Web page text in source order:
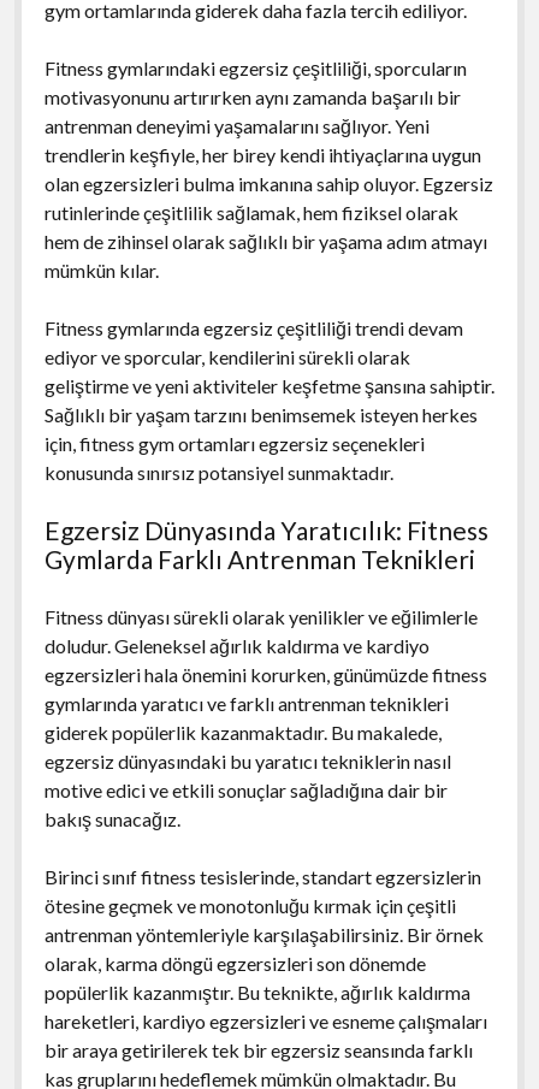
gym ortamlarında giderek daha fazla tercih ediliyor.
Fitness gymlarındaki egzersiz çeşitliliği, sporcuların
motivasyonunu artırırken aynı zamanda başarılı bir
antrenman deneyimi yaşamalarını sağlıyor. Yeni
trendlerin keşfiyle, her birey kendi ihtiyaçlarına uygun
olan egzersizleri bulma imkanına sahip oluyor. Egzersiz
rutinlerinde çeşitlilik sağlamak, hem fiziksel olarak
hem de zihinsel olarak sağlıklı bir yaşama adım atmayı
mümkün kılar.
Fitness gymlarında egzersiz çeşitliliği trendi devam
ediyor ve sporcular, kendilerini sürekli olarak
geliştirme ve yeni aktiviteler keşfetme şansına sahiptir.
Sağlıklı bir yaşam tarzını benimsemek isteyen herkes
için, fitness gym ortamları egzersiz seçenekleri
konusunda sınırsız potansiyel sunmaktadır.
Egzersiz Dünyasında Yaratıcılık: Fitness
Gymlarda Farklı Antrenman Teknikleri
Fitness dünyası sürekli olarak yenilikler ve eğilimlerle
doludur. Geleneksel ağırlık kaldırma ve kardiyo
egzersizleri hala önemini korurken, günümüzde fitness
gymlarında yaratıcı ve farklı antrenman teknikleri
giderek popülerlik kazanmaktadır. Bu makalede,
egzersiz dünyasındaki bu yaratıcı tekniklerin nasıl
motive edici ve etkili sonuçlar sağladığına dair bir
bakış sunacağız.
Birinci sınıf fitness tesislerinde, standart egzersizlerin
ötesine geçmek ve monotonluğu kırmak için çeşitli
antrenman yöntemleriyle karşılaşabilirsiniz. Bir örnek
olarak, karma döngü egzersizleri son dönemde
popülerlik kazanmıştır. Bu teknikte, ağırlık kaldırma
hareketleri, kardiyo egzersizleri ve esneme çalışmaları
bir araya getirilerek tek bir egzersiz seansında farklı
kas gruplarını hedeflemek mümkün olmaktadır. Bu